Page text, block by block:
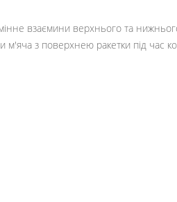
взаємини верхнього та
з поверхнею ракетки під час